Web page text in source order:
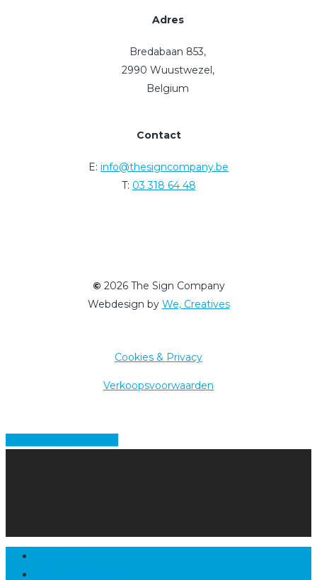
Adres
Bredabaan 853,
2990 Wuustwezel,
Belgium
Contact
E: info@thesigncompany.be
T: 03 318 64 48
© 2026The Sign Company
Webdesign by We, Creatives
Cookies & Privacy
Verkoopsvoorwaarden
Close
Menu